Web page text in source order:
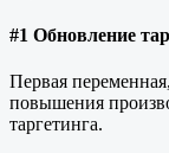
#1 Обновление
Первая
повышения
таргетинга.